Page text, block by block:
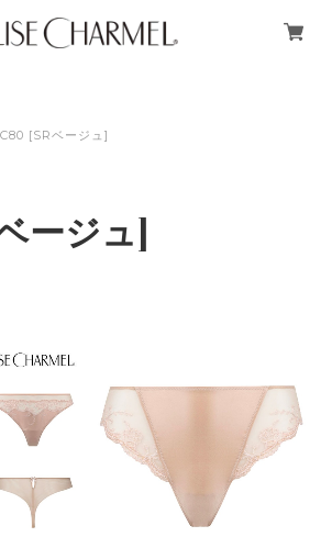
C80 [SRベージュ]
ージュ]